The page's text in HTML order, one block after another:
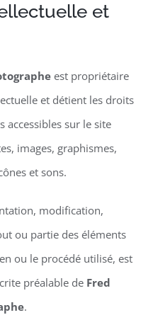
et
est propriétaire
et détient les droits
accessibles sur le site
images, graphismes,
et sons.
modification,
ou partie des éléments
ou le procédé utilisé, est
préalable de Fred
.